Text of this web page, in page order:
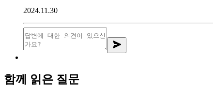
2024.11.30
함께 읽은 질문